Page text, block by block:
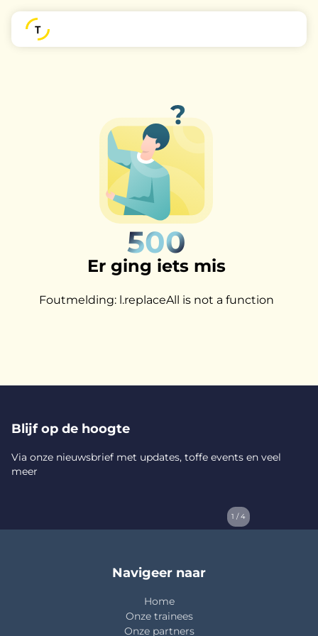
500
Er ging iets mis
Foutmelding: l.replaceAll is not a function
Blijf op de hoogte
Via onze nieuwsbrief met updates, toffe events en veel
meer
1 / 4
Navigeer naar
Home
Onze trainees
Onze partners